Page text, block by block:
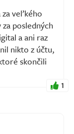
za veľkého
posledných
a ani raz
nikto z účtu,
skončili
1